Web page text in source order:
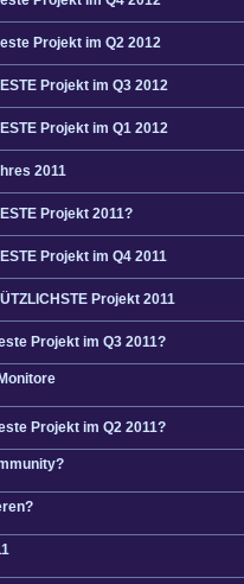
Projekt im Q2 2012
Projekt im Q3 2012
Projekt im Q1 2012
2011
Projekt 2011?
Projekt im Q4 2011
Projekt 2011
Projekt im Q3 2011?
Projekt im Q2 2011?